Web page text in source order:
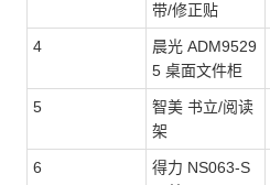
带/修正贴
4
晨光 ADM9529
5 桌面文件柜
5
智美 书立/阅读
架
6
得力 NS063-S